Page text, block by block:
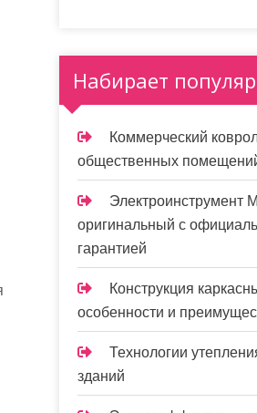
Набирает
Коммерческий
общественных
Электроинструмент
оригинальный с
гарантией
Конструкция
особенности и
Технологии
зданий